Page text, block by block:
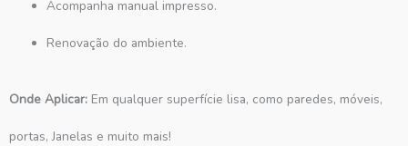
Acompanha manual impresso.
Renovação do ambiente.
Onde Aplicar: Em qualquer superfície lisa, como paredes, móveis,
portas, Janelas e muito mais!